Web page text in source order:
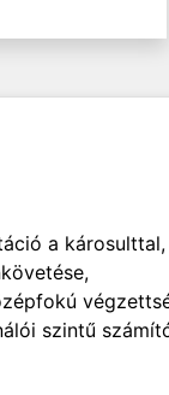
a károsulttal,
szintű